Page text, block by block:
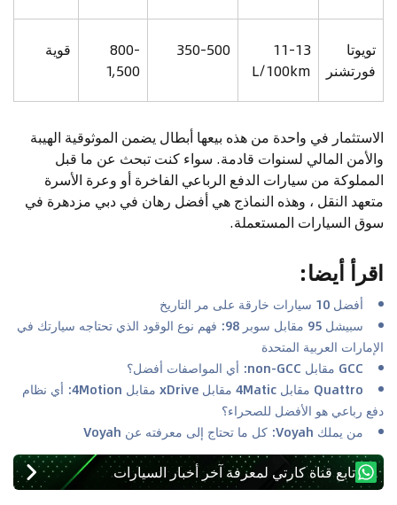
تويوتا
فورتشنر
11-13
L/100km
350-500
800-
1,500
قوية
الاستثمار في واحدة من هذه بيعها أبطال يضمن الموثوقية الهيبة
والأمن المالي لسنوات قادمة. سواء كنت تبحث عن ما قبل
المملوكة من سيارات الدفع الرباعي الفاخرة أو وعرة الأسرة
متعهد النقل ، وهذه النماذج هي أفضل رهان في دبي مزدهرة في
سوق السيارات المستعملة.
اقرأ أيضا:
أفضل 10 سيارات خارقة على مر التاريخ
سبيشل 95 مقابل سوبر 98: فهم نوع الوقود الذي تحتاجه سيارتك في
الإمارات العربية المتحدة
GCC مقابل non-GCC: أي المواصفات أفضل؟
Quattro مقابل 4Matic مقابل xDrive مقابل 4Motion: أي نظام
دفع رباعي هو الأفضل للصحراء؟
من يملك Voyah: كل ما تحتاج إلى معرفته عن Voyah
تابع قناة كارتي لمعرفة آخر أخبار السيارات